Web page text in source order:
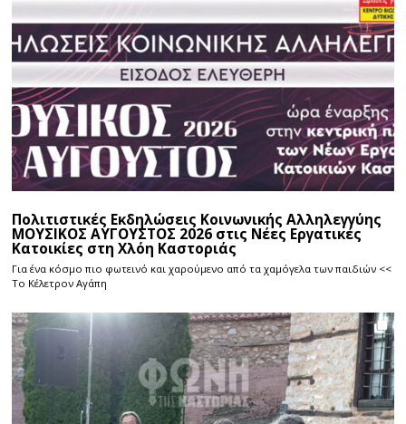
Πολιτιστικές Εκδηλώσεις Κοινωνικής Αλληλεγγύης
ΜΟΥΣΙΚΟΣ ΑΥΓΟΥΣΤΟΣ 2026 στις Νέες Εργατικές
Κατοικίες στη Χλόη Καστοριάς
Για ένα κόσμο πιο φωτεινό και χαρούμενο από τα χαμόγελα των παιδιών <<
Το Κέλετρον Αγάπη